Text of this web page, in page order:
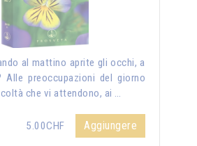
al mattino aprite gli occhi, a
Alle preoccupazioni del giorno
che vi attendono, ai …
5.00CHF Aggiungere